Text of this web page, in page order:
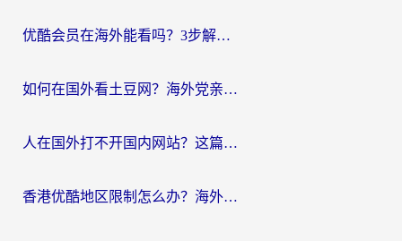
优酷会员在海外能看吗？3步解决海外追剧难题，附实测好用加速器推荐
如何在国外看土豆网？海外党亲测有效的追剧加速器选择指南
人在国外打不开国内网站？这篇攻略帮你无缝解锁国内资源（附交管12123使用技巧）
香港优酷地区限制怎么办？海外党亲测有效的追剧解决方案